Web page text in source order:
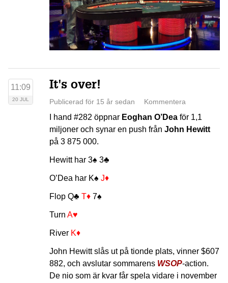
11:09
20 JUL
It's over!
Publicerad för 15 år sedan Kommentera
I hand #282 öppnar Eoghan O’Deaför 1,1
miljoner och synar en push från John Hewitt
på 3 875 000.
Hewitt har 3♠ 3♣
O’Dea har K♠ J♦
Flop Q♣ T♦ 7♠
Turn A♥
River K♦
John Hewitt slås ut på tionde plats, vinner $607
882, och avslutar sommarens WSOP-action.
De nio som är kvar får spela vidare i november